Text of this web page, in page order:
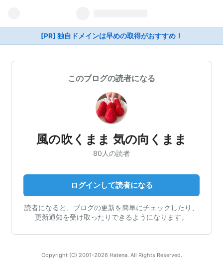
[PR] 独自ドメインは早めの取得がおすすめ！
このブログの読者になる
風の吹くまま 気の向くまま
80人の読者
ログインして読者になる
読者になると、ブログの更新を簡単にチェックしたり、
更新通知を受け取ったりできるようになります。
Copyright (C) 2001-2026 Hatena. All Rights Reserved.